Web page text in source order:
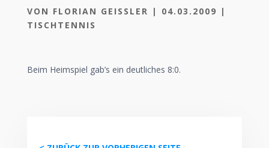
VON FLORIAN GEISSLER | 04.03.2009 |
TISCHTENNIS
Beim Heimspiel gab’s ein deutliches 8:0.